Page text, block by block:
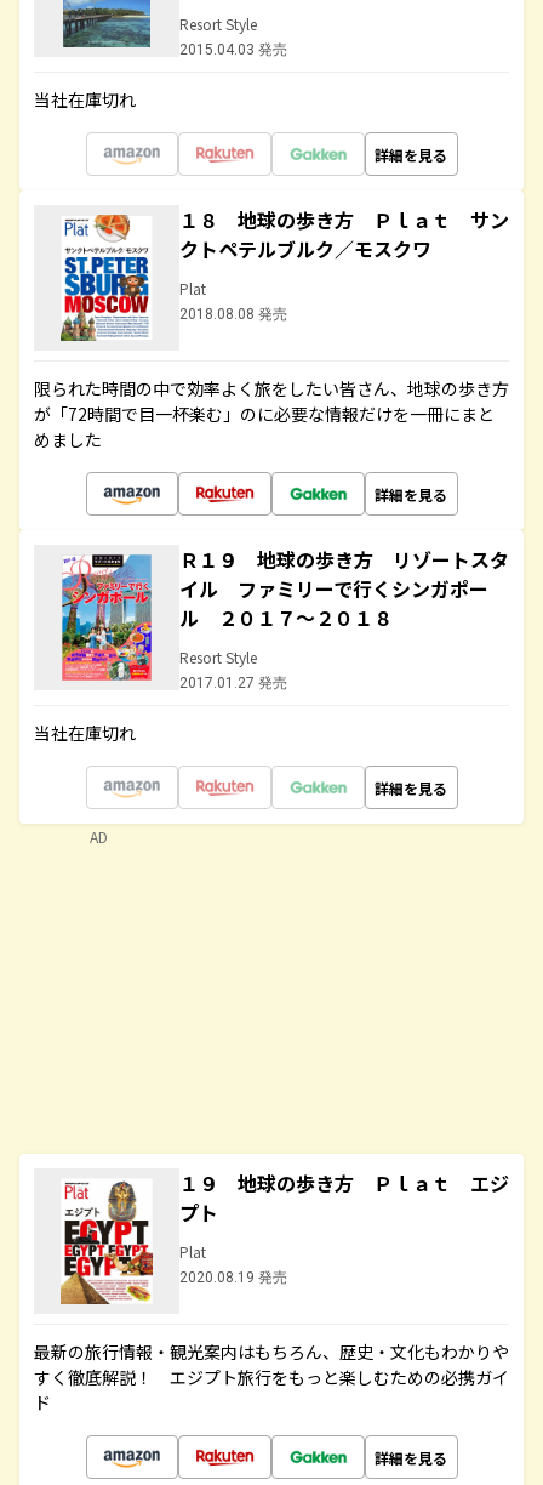
Resort Style
2015.04.03 発売
当社在庫切れ
詳細を見る
１８ 地球の歩き方 Ｐｌａｔ サン
クトペテルブルク／モスクワ
Plat
2018.08.08 発売
限られた時間の中で効率よく旅をしたい皆さん、地球の歩き方
が「72時間で目一杯楽む」のに必要な情報だけを一冊にまと
めました
詳細を見る
Ｒ１９ 地球の歩き方 リゾートスタ
イル ファミリーで行くシンガポー
ル ２０１７～２０１８
Resort Style
2017.01.27 発売
当社在庫切れ
詳細を見る
１９ 地球の歩き方 Ｐｌａｔ エジ
プト
Plat
2020.08.19 発売
最新の旅行情報・観光案内はもちろん、歴史・文化もわかりや
すく徹底解説！ エジプト旅行をもっと楽しむための必携ガイ
ド
詳細を見る
AD